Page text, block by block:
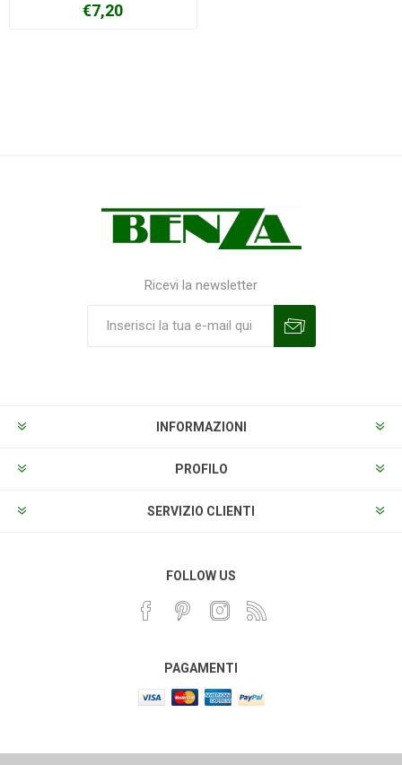
€7,20
Ricevi la newsletter
INFORMAZIONI
PROFILO
SERVIZIO CLIENTI
FOLLOW US
PAGAMENTI